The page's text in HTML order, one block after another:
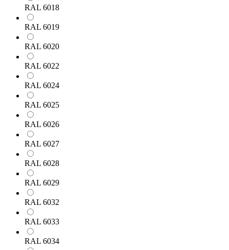
RAL 6018
RAL 6019
RAL 6020
RAL 6022
RAL 6024
RAL 6025
RAL 6026
RAL 6027
RAL 6028
RAL 6029
RAL 6032
RAL 6033
RAL 6034